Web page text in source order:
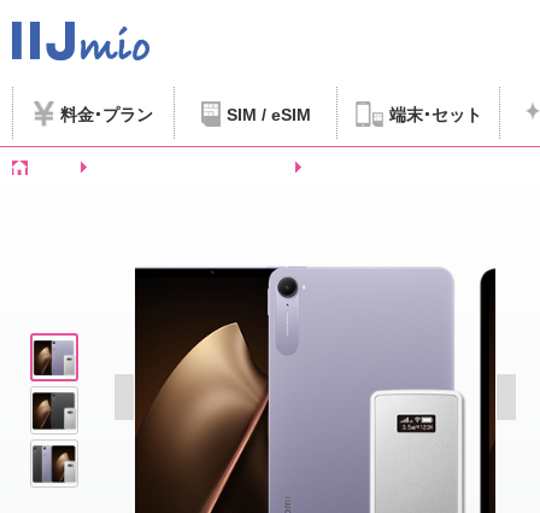
料金 プラン SIM / eSIM 端末 セット